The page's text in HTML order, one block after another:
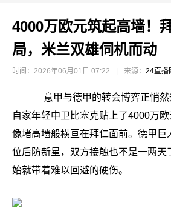
4000万欧元筑起高墙！
局，米兰双雄伺机而动
时间：2026年06月01日 07:22 来源： 24直播
意甲与德甲的转会博弈正悄
自家年轻中卫比塞克贴上了4000万
像堵高墙般横亘在拜仁面前。德甲巨
位后防新星，双方接触也不是一两天
始就带着难以回避的硬伤。